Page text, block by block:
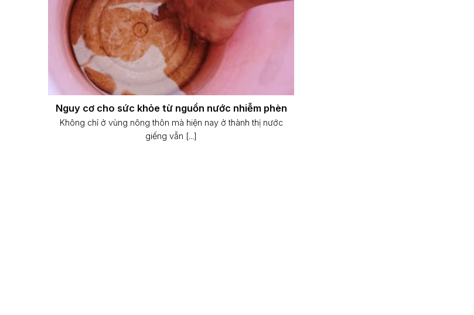
Nguy cơ cho sức khỏe từ nguồn nước nhiễm phèn
Không chỉ ở vùng nông thôn mà hiện nay ở thành thị nước
giếng vẫn [...]